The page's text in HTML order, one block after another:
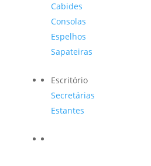
Cabides
Consolas
Espelhos
Sapateiras
Escritório
Secretárias
Estantes